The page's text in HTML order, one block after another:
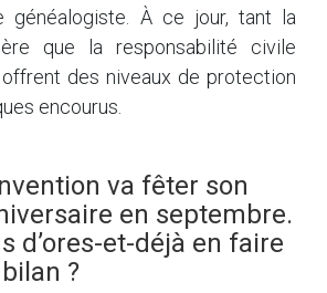
généalogiste. À ce jour, tant la
que la responsabilité civile
des niveaux de protection
encourus.
va fêter son
en septembre.
d’ores-et-déjà en faire
?